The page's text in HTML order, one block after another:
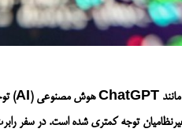
هوش مصنوعی (AI)
توجه کمتری شده است. در سفر